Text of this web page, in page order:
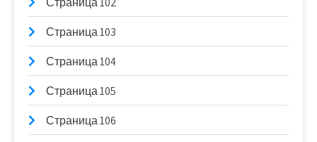
Страница 103
Страница 104
Страница 105
Страница 106